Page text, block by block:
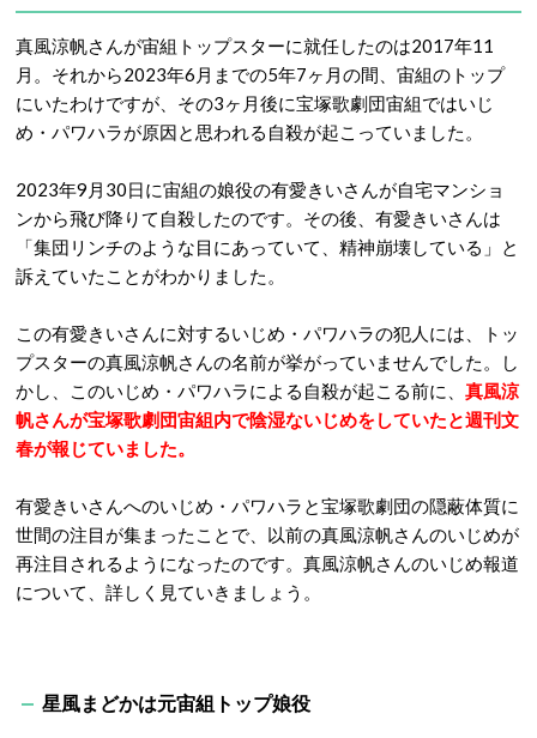
真風涼帆さんが宙組トップスターに就任したのは2017年11
月。それから2023年6月までの5年7ヶ月の間、宙組のトップ
にいたわけですが、その3ヶ月後に宝塚歌劇団宙組ではいじ
め・パワハラが原因と思われる自殺が起こっていました。
2023年9月30日に宙組の娘役の有愛きいさんが自宅マンショ
ンから飛び降りて自殺したのです。その後、有愛きいさんは
「集団リンチのような目にあっていて、精神崩壊している」と
訴えていたことがわかりました。
この有愛きいさんに対するいじめ・パワハラの犯人には、トッ
プスターの真風涼帆さんの名前が挙がっていませんでした。し
かし、このいじめ・パワハラによる自殺が起こる前に、 真風涼
帆さんが宝塚歌劇団宙組内で陰湿ないじめをしていたと週刊文
春が報じていました。
有愛きいさんへのいじめ・パワハラと宝塚歌劇団の隠蔽体質に
世間の注目が集まったことで、以前の真風涼帆さんのいじめが
再注目されるようになったのです。真風涼帆さんのいじめ報道
について、詳しく見ていきましょう。
星風まどかは元宙組トップ娘役